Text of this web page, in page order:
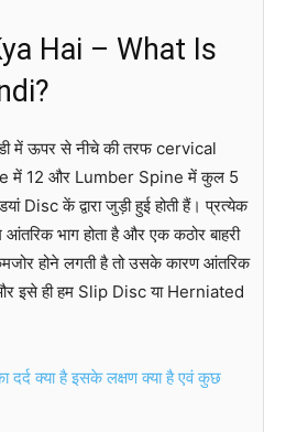
Hai – What Is
में ऊपर से नीचे की तरफ cervical
में 12 और Lumber Spine में कुल 5
Disc कें द्वारा जुड़ी हुई होती हैं। प्रत्येक
भाग होता है और एक कठोर बाहरी
कमजोर होने लगती है तो उसके कारण आंतरिक
इसे ही हम Slip Disc या Herniated
दर्द क्या है इसके लक्षण क्या है एवं कुछ